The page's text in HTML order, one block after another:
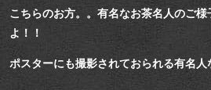
こちらのお方。。有名なお茶名人のご
よ！！
ポスターにも撮影されておられる有名人